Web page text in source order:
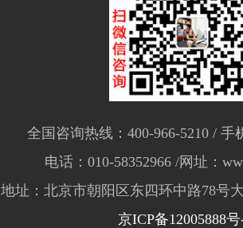
全国咨询热线：400-966-5210 / 手
电话：010-58352966 /网址：
地址：北京市朝阳区东四环中路78号
京ICP备12005888号